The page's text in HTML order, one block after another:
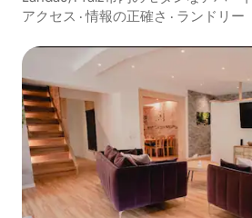
アクセス ·情報の正確さ · ランドリー